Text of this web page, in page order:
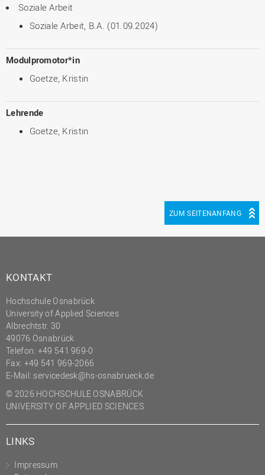
Soziale Arbeit
Soziale Arbeit, B.A. (01.09.2024)
Modulpromotor*in
Goetze, Kristin
Lehrende
Goetze, Kristin
ZUM SEITENANFANG
KONTAKT
Hochschule Osnabrück
University of Applied Sciences
Albrechtstr. 30
49076 Osnabrück
Telefon: +49 541 969-0
Fax: +49 541 969-2066
E-Mail: servicedesk@hs-osnabrueck.de
© 2026 HOCHSCHULE OSNABRÜCK
UNIVERSITY OF APPLIED SCIENCES
LINKS
Impressum